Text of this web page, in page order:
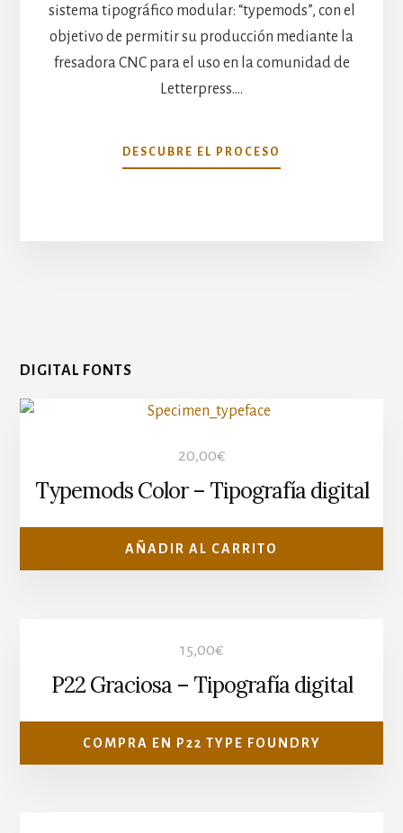
sistema tipográfico modular: “typemods”, con el
objetivo de permitir su producción mediante la
fresadora CNC para el uso en la comunidad de
Letterpress.…
DESCUBRE EL PROCESO
DIGITAL FONTS
20,00€
Typemods Color – Tipografía digital
AÑADIR AL CARRITO
15,00€
P22 Graciosa – Tipografía digital
COMPRA EN P22 TYPE FOUNDRY